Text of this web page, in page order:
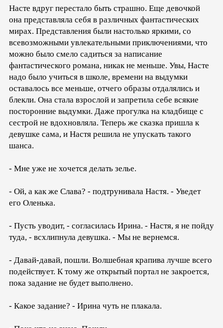
Насте вдруг перестало быть страшно. Еще девочкой
она представляла себя в различных фантастических
мирах. Представления были настолько яркими, со
всевозможными увлекательными приключениями, что
можно было смело садиться за написание
фантастического романа, никак не меньше. Увы, Насте
надо было учиться в школе, времени на выдумки
оставалось все меньше, отчего образы отдалялись и
блекли. Она стала взрослой и запретила себе всякие
посторонние выдумки. Даже прогулка на кладбище с
сестрой не вдохновляла. Теперь же сказка пришла к
девушке сама, и Настя решила не упускать такого
шанса.
- Мне уже не хочется делать зелье.
- Ой, а как же Слава? - подтрунивала Настя. - Уведет
его Оленька.
- Пусть уводит, - согласилась Ирина. - Настя, я не пойду
туда, - всхлипнула девушка. - Мы не вернемся.
- Давай-давай, пошли. Волшебная крапива лучше всего
подействует. К тому же открытый портал не закроется,
пока задание не будет выполнено.
- Какое задание? - Ирина чуть не плакала.